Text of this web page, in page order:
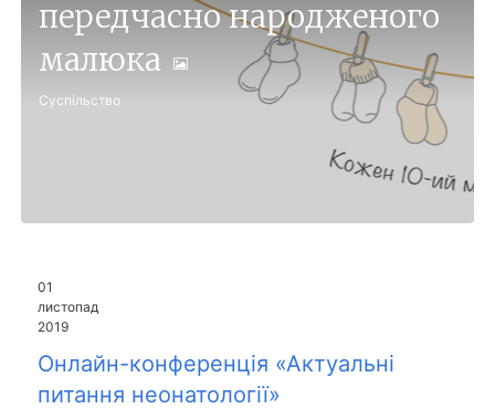
передчасно народженого
малюка
Суспільство
01
листопад
2019
Онлайн-конференція «Актуальні
питання неонатології»